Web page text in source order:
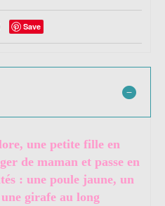
Save
une petite fille en
de maman et passe en
: une poule jaune, un
girafe au long